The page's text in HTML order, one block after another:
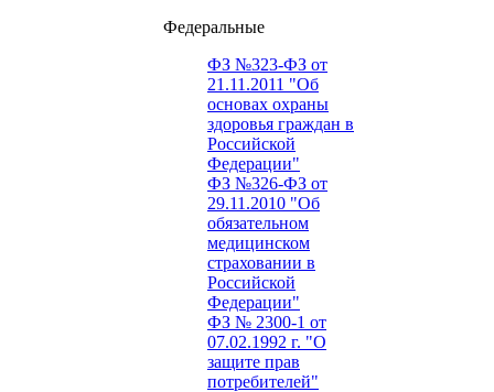
Федеральные
ФЗ №323-ФЗ от
21.11.2011 "Об
основах охраны
здоровья граждан в
Российской
Федерации"
ФЗ №326-ФЗ от
29.11.2010 "Об
обязательном
медицинском
страховании в
Российской
Федерации"
ФЗ № 2300-1 от
07.02.1992 г. "О
защите прав
потребителей"